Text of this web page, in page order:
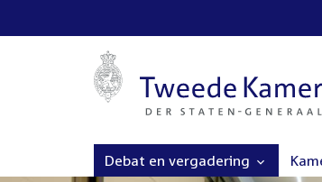
Debat en vergadering